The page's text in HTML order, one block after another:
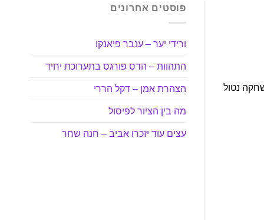
נטול
פוסטים אחרונים
ורידי יער – ענבר פיאנקו
התהוות – הדס פורגס בתערוכת יחיד
הצהרת אמן – דקל הררי
מה בין הציור לפיסול
עצים עוד יזכרו אביב – חנה שחר